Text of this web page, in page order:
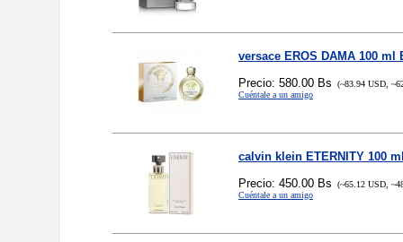
versace EROS DAMA 100 ml
Precio: 580.00 Bs (~83.94 USD,
Cuéntale a un amigo
calvin klein ETERNITY 100
Precio: 450.00 Bs (~65.12 USD,
Cuéntale a un amigo